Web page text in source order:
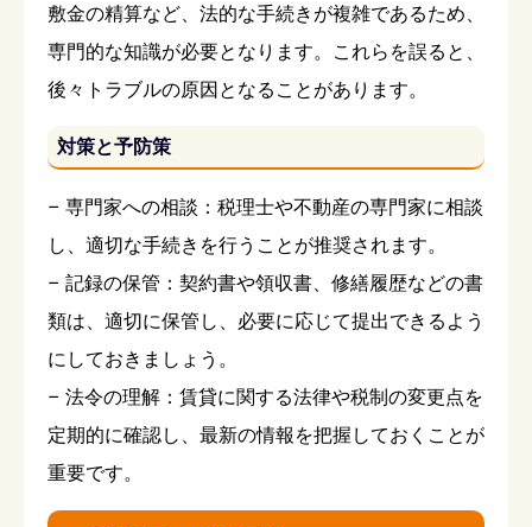
敷金の精算など、法的な手続きが複雑であるため、
専門的な知識が必要となります。これらを誤ると、
後々トラブルの原因となることがあります。
対策と予防策
– 専門家への相談：税理士や不動産の専門家に相談
し、適切な手続きを行うことが推奨されます。
– 記録の保管：契約書や領収書、修繕履歴などの書
類は、適切に保管し、必要に応じて提出できるよう
にしておきましょう。
– 法令の理解：賃貸に関する法律や税制の変更点を
定期的に確認し、最新の情報を把握しておくことが
重要です。